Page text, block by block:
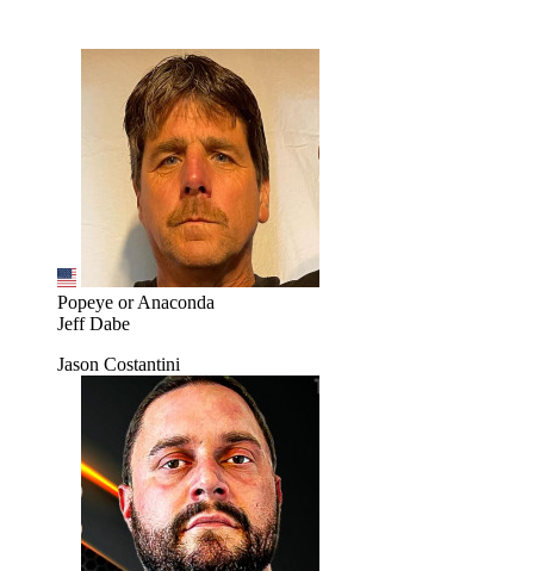
Popeye or Anaconda
Jeff Dabe
Jason Costantini